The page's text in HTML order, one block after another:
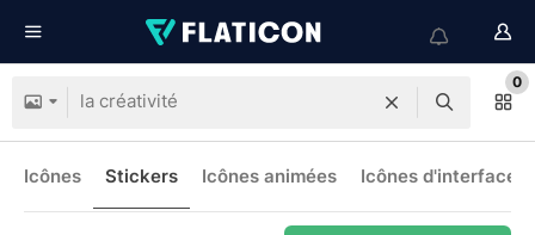
0
Icônes Stickers Icônes animées Icônes d'interface